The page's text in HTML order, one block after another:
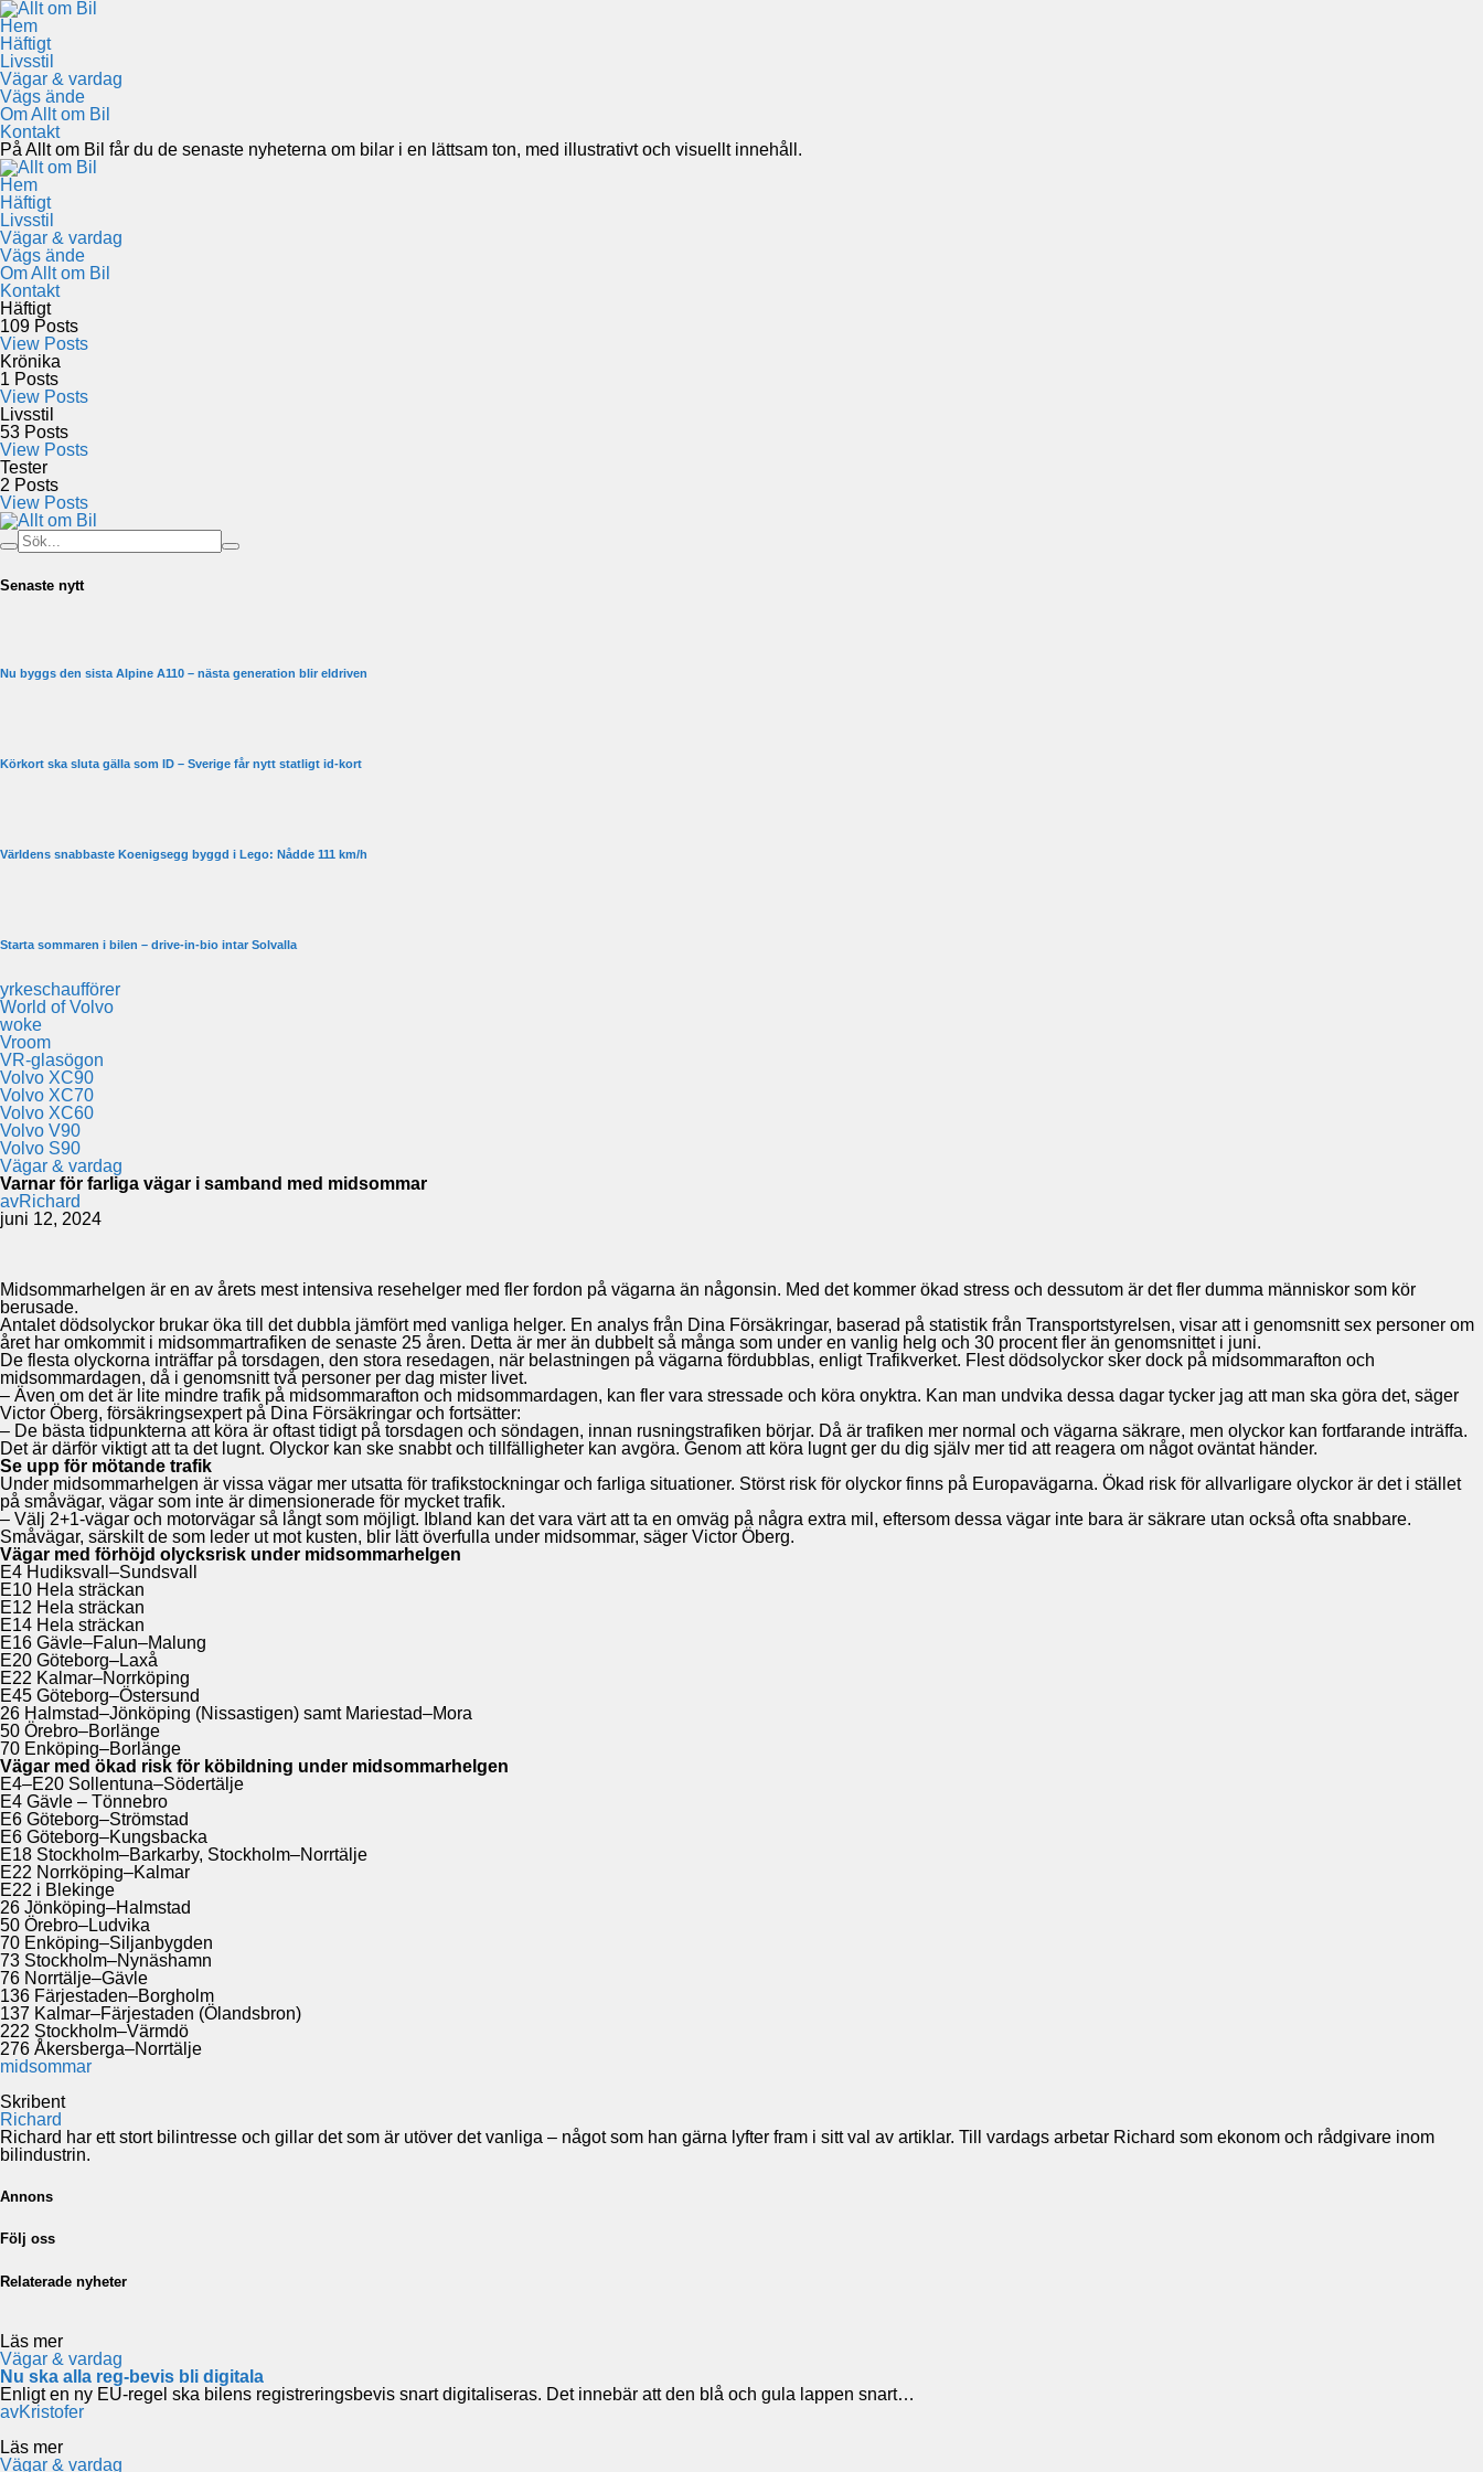
Hem
Häftigt
Livsstil
Vägar & vardag
Vägs ände
Om Allt om Bil
Kontakt
På Allt om Bil får du de senaste nyheterna om bilar i en lättsam ton, med illustrativt och visuellt innehåll.
Hem
Häftigt
Livsstil
Vägar & vardag
Vägs ände
Om Allt om Bil
Kontakt
Häftigt
109 Posts
View Posts
Krönika
1 Posts
View Posts
Livsstil
53 Posts
View Posts
Tester
2 Posts
View Posts
Senaste nytt
Nu byggs den sista Alpine A110 – nästa generation blir eldriven
Körkort ska sluta gälla som ID – Sverige får nytt statligt id-kort
Världens snabbaste Koenigsegg byggd i Lego: Nådde 111 km/h
Starta sommaren i bilen – drive-in-bio intar Solvalla
yrkeschaufförer
World of Volvo
woke
Vroom
VR-glasögon
Volvo XC90
Volvo XC70
Volvo XC60
Volvo V90
Volvo S90
Vägar & vardag
Varnar för farliga vägar i samband med midsommar
avRichard
juni 12, 2024
Midsommarhelgen är en av årets mest intensiva resehelger med fler fordon på vägarna än någonsin. Med det kommer ökad stress och dessutom är det fler dumma människor som kör
berusade.
Antalet dödsolyckor brukar öka till det dubbla jämfört med vanliga helger. En analys från Dina Försäkringar, baserad på statistik från Transportstyrelsen, visar att i genomsnitt sex personer om
året har omkommit i midsommartrafiken de senaste 25 åren. Detta är mer än dubbelt så många som under en vanlig helg och 30 procent fler än genomsnittet i juni.
De flesta olyckorna inträffar på torsdagen, den stora resedagen, när belastningen på vägarna fördubblas, enligt Trafikverket. Flest dödsolyckor sker dock på midsommarafton och
midsommardagen, då i genomsnitt två personer per dag mister livet.
– Även om det är lite mindre trafik på midsommarafton och midsommardagen, kan fler vara stressade och köra onyktra. Kan man undvika dessa dagar tycker jag att man ska göra det, säger
Victor Öberg, försäkringsexpert på Dina Försäkringar och fortsätter:
– De bästa tidpunkterna att köra är oftast tidigt på torsdagen och söndagen, innan rusningstrafiken börjar. Då är trafiken mer normal och vägarna säkrare, men olyckor kan fortfarande inträffa.
Det är därför viktigt att ta det lugnt. Olyckor kan ske snabbt och tillfälligheter kan avgöra. Genom att köra lugnt ger du dig själv mer tid att reagera om något oväntat händer.
Se upp för mötande trafik
Under midsommarhelgen är vissa vägar mer utsatta för trafikstockningar och farliga situationer. Störst risk för olyckor finns på Europavägarna. Ökad risk för allvarligare olyckor är det i stället
på småvägar, vägar som inte är dimensionerade för mycket trafik.
– Välj 2+1-vägar och motorvägar så långt som möjligt. Ibland kan det vara värt att ta en omväg på några extra mil, eftersom dessa vägar inte bara är säkrare utan också ofta snabbare.
Småvägar, särskilt de som leder ut mot kusten, blir lätt överfulla under midsommar, säger Victor Öberg.
Vägar med förhöjd olycksrisk under midsommarhelgen
E4 Hudiksvall–Sundsvall
E10 Hela sträckan
E12 Hela sträckan
E14 Hela sträckan
E16 Gävle–Falun–Malung
E20 Göteborg–Laxå
E22 Kalmar–Norrköping
E45 Göteborg–Östersund
26 Halmstad–Jönköping (Nissastigen) samt Mariestad–Mora
50 Örebro–Borlänge
70 Enköping–Borlänge
Vägar med ökad risk för köbildning under midsommarhelgen
E4–E20 Sollentuna–Södertälje
E4 Gävle – Tönnebro
E6 Göteborg–Strömstad
E6 Göteborg–Kungsbacka
E18 Stockholm–Barkarby, Stockholm–Norrtälje
E22 Norrköping–Kalmar
E22 i Blekinge
26 Jönköping–Halmstad
50 Örebro–Ludvika
70 Enköping–Siljanbygden
73 Stockholm–Nynäshamn
76 Norrtälje–Gävle
136 Färjestaden–Borgholm
137 Kalmar–Färjestaden (Ölandsbron)
222 Stockholm–Värmdö
276 Åkersberga–Norrtälje
midsommar
Skribent
Richard
Richard har ett stort bilintresse och gillar det som är utöver det vanliga – något som han gärna lyfter fram i sitt val av artiklar. Till vardags arbetar Richard som ekonom och rådgivare inom
bilindustrin.
Annons
Följ oss
Relaterade nyheter
Läs mer
Vägar & vardag
Nu ska alla reg-bevis bli digitala
Enligt en ny EU-regel ska bilens registreringsbevis snart digitaliseras. Det innebär att den blå och gula lappen snart…
avKristofer
Läs mer
Vägar & vardag